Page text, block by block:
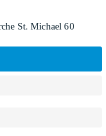
St. Michael 60